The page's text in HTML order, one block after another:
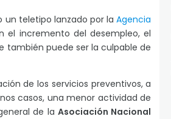
un teletipo lanzado por laAgencia
el incremento del desempleo, el
también puede ser la culpable de
de los servicios preventivos, a
casos, una menor actividad de
de la Asociación Nacional